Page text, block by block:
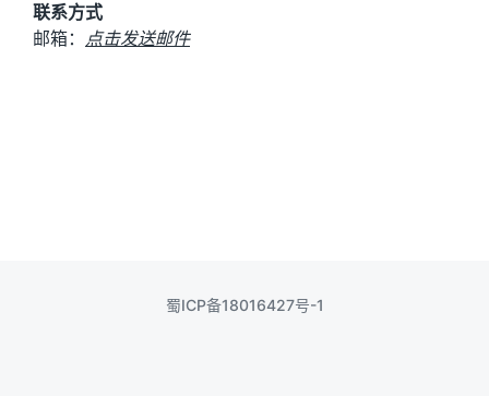
联系方式
邮箱： 点击发送邮件
蜀ICP备18016427号-1